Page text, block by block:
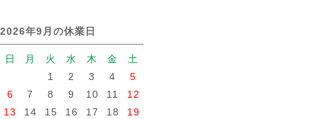
2026年9月の休業日
日 月 火 水 木 金
土
1
2 3 4
5
6
7 8 9 10 11
12
13
14 15 16 17 18
19